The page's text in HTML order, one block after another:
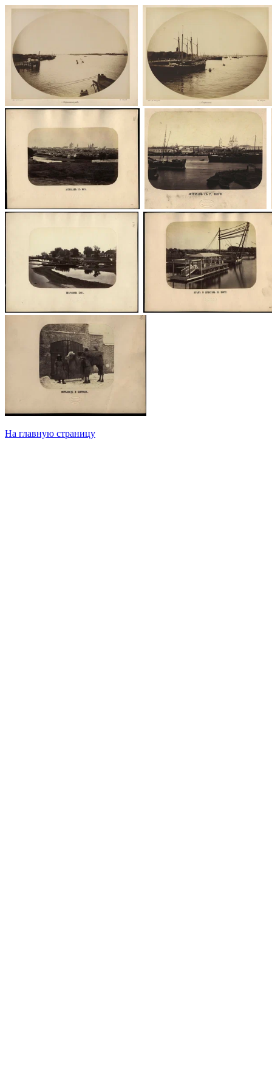
На главную страницу